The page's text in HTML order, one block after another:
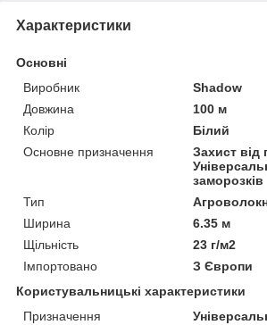
Характеристики
Основні
Виробник
Shadow
Довжина
100 м
Колір
Білий
Основне призначення
Захист від
заморозків
Тип
Ширина
6.35 м
Щільність
23 г/м2
Імпортовано
З Європи
Користувальницькі характеристики
Призначення